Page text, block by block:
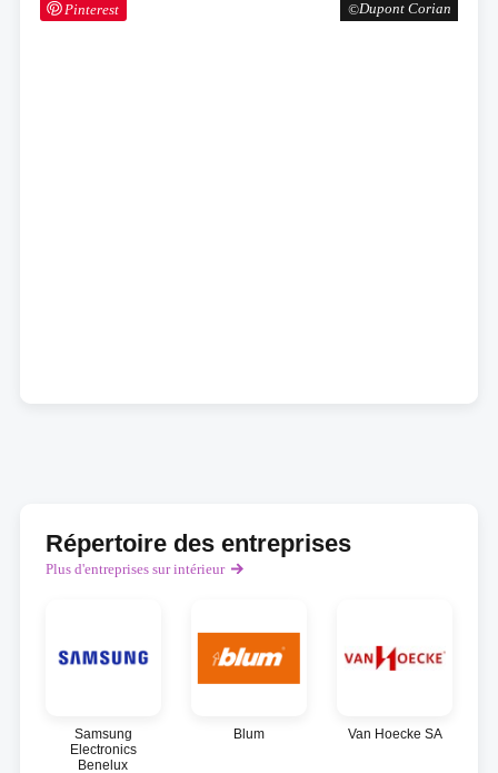
Dupont Corian
Pinterest
Répertoire des entreprises
Plus d'entreprises sur intérieur
Samsung
Electronics
Benelux
Blum Van Hoecke SA